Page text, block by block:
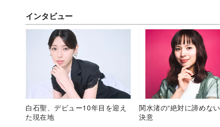
インタビュー
白石聖、デビュー10年目を迎え
た現在地
関水渚の“絶対に諦めな
決意